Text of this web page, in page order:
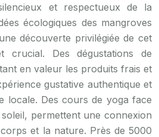
et respectueux de la
écologiques des mangroves
découverte privilégiée de cet
crucial. Des dégustations de
en valeur les produits frais et
gustative authentique et
locale. Des cours de yoga face
permettent une connexion
et la nature. Près de 5000